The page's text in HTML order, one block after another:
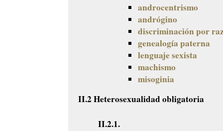
androcentrismo
andrógino
discriminación por
genealogía paterna
lenguaje sexista
machismo
misoginia
II.2 Heterosexualidad obligatoria
II.2.1.